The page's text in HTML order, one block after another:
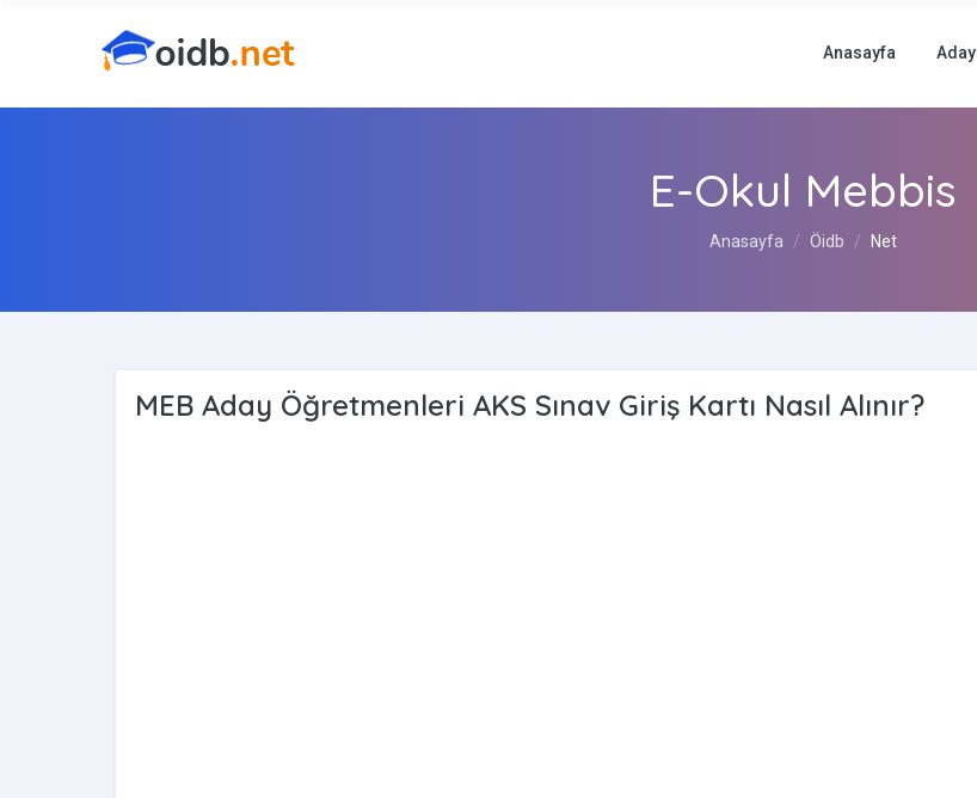
Anasayfa Aday
E-Okul Mebbis
Anasayfa Öidb Net
MEB Aday Öğretmenleri AKS Sınav Giriş Kartı Nasıl Alınır?